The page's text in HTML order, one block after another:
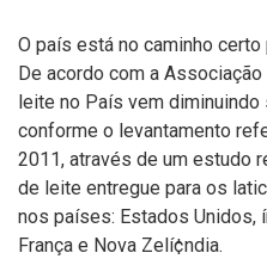
O paí­s está no caminho
De acordo com a
leite no Paí­s vem
conforme o levantamento
2011, através de um estudo
de leite entregue para os
nos paí­ses: Estados Unidos,
França e Nova Zelí¢ndia.